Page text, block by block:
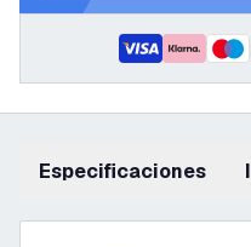
Especificaciones